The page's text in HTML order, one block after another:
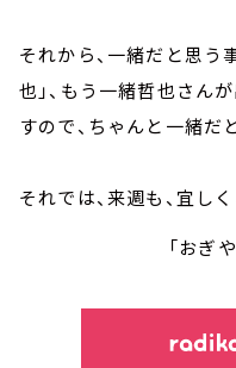
それから、一緒だと思う
也」、もう一緒哲也さん
すので、ちゃんと一緒だ
それでは、来週も、宜しく
「おぎ